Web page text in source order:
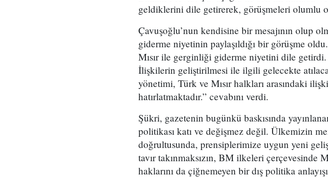
geldiklerini dile getirerek, görüşmeleri olumlu
Çavuşoğlu’nun kendisine bir mesajının olup
giderme niyetinin paylaşıldığı bir görüşme
Mısır ile gerginliği giderme niyetini dile getirdi.
İlişkilerin geliştirilmesi ile ilgili gelecekte
yönetimi, Türk ve Mısır halkları arasındaki
hatırlatmaktadır.” cevabını verdi.
Şükri, gazetenin bugünkü baskısında
politikası katı ve değişmez değil. Ülkemizin
doğrultusunda, prensiplerimize uygun yeni
tavır takınmaksızın, BM ilkeleri çerçevesinde
haklarını da çiğnemeyen bir dış politika